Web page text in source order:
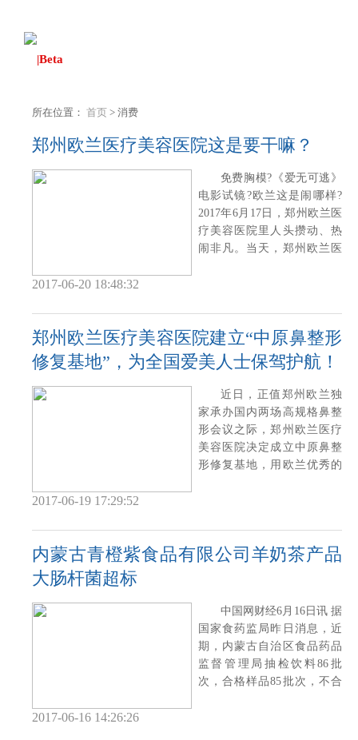
|Beta
所在位置： 首页 > 消费
郑州欧兰医疗美容医院这是要干嘛？
免费胸模?《爱无可逃》
电影试镜?欧兰这是闹哪样?
2017年6月17日，郑州欧兰医
疗美容医院里人头攒动、热
闹非凡。当天，郑州欧兰医
2017-06-20 18:48:32
郑州欧兰医疗美容医院建立“中原鼻整形
修复基地”，为全国爱美人士保驾护航！
近日，正值郑州欧兰独
家承办国内两场高规格鼻整
形会议之际，郑州欧兰医疗
美容医院决定成立中原鼻整
形修复基地，用欧兰优秀的
2017-06-19 17:29:52
内蒙古青橙紫食品有限公司羊奶茶产品
大肠杆菌超标
中国网财经6月16日讯 据
国家食药监局昨日消息，近
期，内蒙古自治区食品药品
监督管理局抽检饮料86批
次，合格样品85批次，不合
2017-06-16 14:26:26